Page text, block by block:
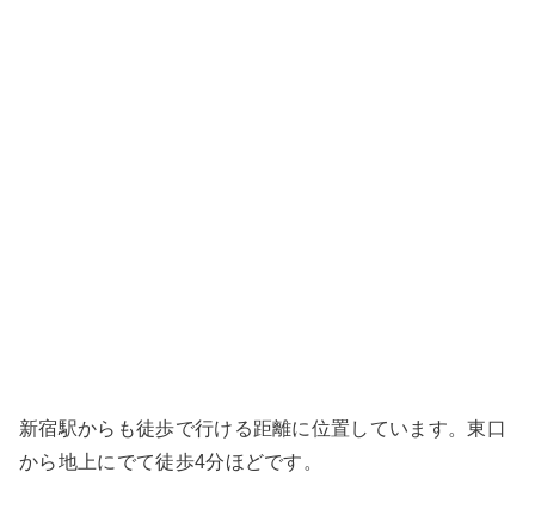
新宿駅からも徒歩で行ける距離に位置しています。東口
から地上にでて徒歩4分ほどです。